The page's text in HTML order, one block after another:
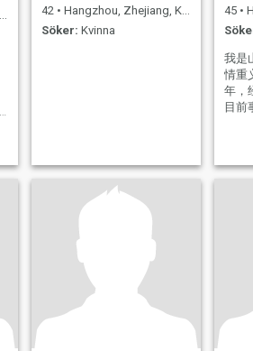
42 • Hangzhou, Zhejiang, Kina
Söker: Kvinna
45 •
我是
情重
年，
目前
喜。 接受异地，真心相伴，
安